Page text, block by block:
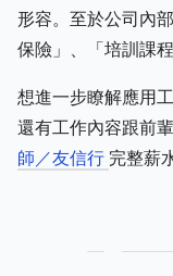
形容。至於公司內
保險」、「培訓課
想進一步瞭解應用
還有工作內容跟前
師／友信行 完整薪